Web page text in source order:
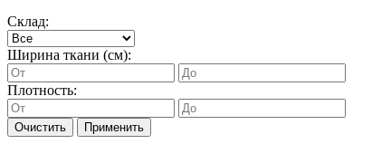
Склад:
Ширина ткани (см):
Плотность:
Очистить Применить